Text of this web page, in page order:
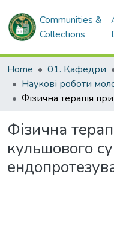
Communities &
Collections
Home 01. Кафедри
Фізична
кульшового